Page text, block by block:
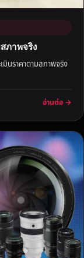
ภาพจริง
นราคาตามสภาพจริง
อ่านต่อ →